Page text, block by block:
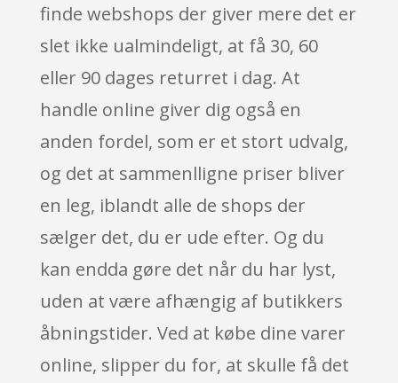
finde webshops der giver mere det er
slet ikke ualmindeligt, at få 30, 60
eller 90 dages returret i dag. At
handle online giver dig også en
anden fordel, som er et stort udvalg,
og det at sammenlligne priser bliver
en leg, iblandt alle de shops der
sælger det, du er ude efter. Og du
kan endda gøre det når du har lyst,
uden at være afhængig af butikkers
åbningstider. Ved at købe dine varer
online, slipper du for, at skulle få det